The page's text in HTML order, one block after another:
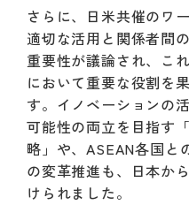
さらに、日米共催のワ
適切な活用と関係者間
重要性が議論され、こ
において重要な役割を
す。イノベーションの
可能性の両立を目指す
略」や、ASEAN各国と
の変革推進も、日本か
けられました。